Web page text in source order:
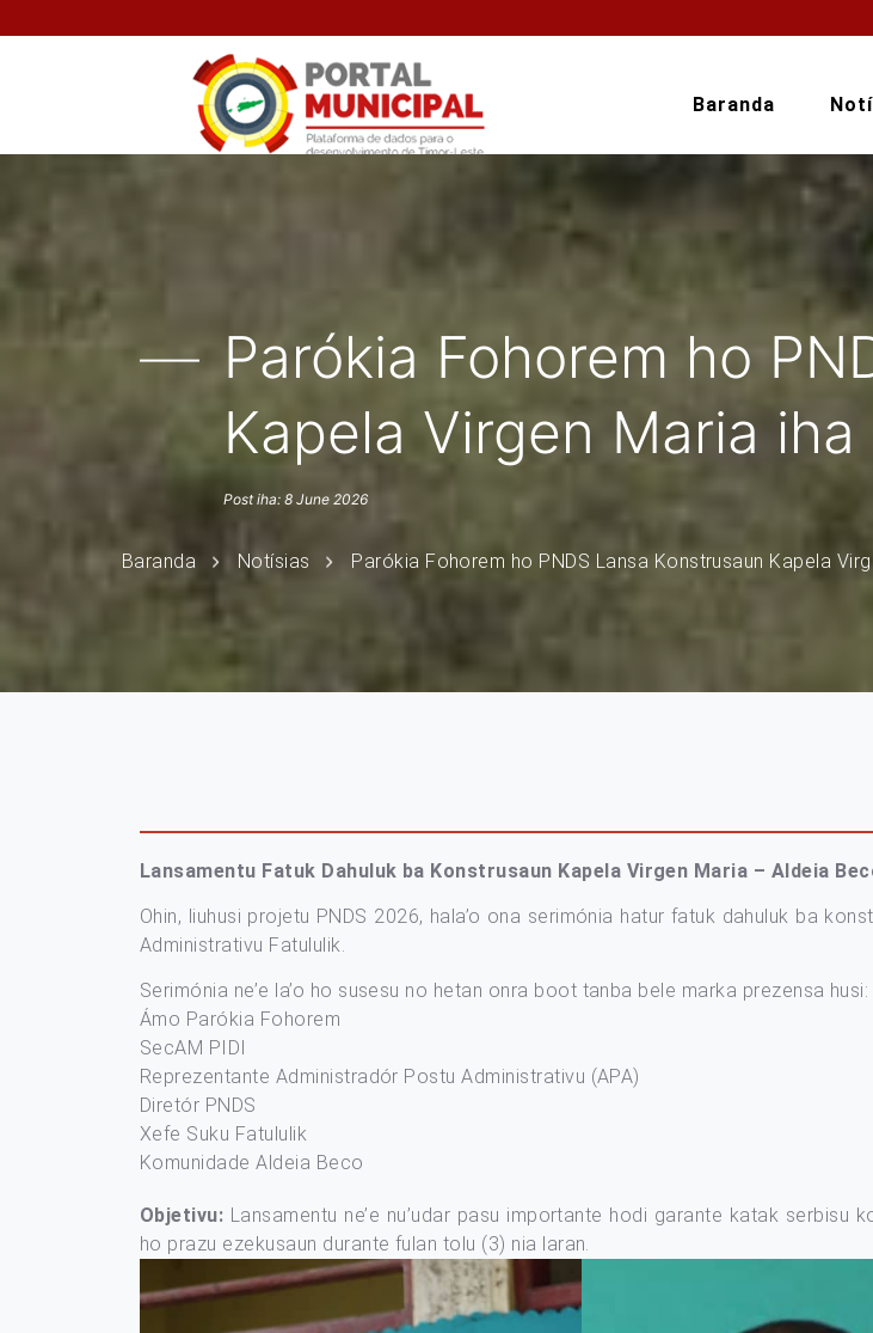
Baranda
Parókia Fohorem ho
Kapela Virgen Maria
Post iha: 8 June 2026
Baranda Notísias Parókia Fohorem ho PNDS Lansa Konstrusaun Kapela
Lansamentu Fatuk Dahuluk ba Konstrusaun Kapela Virgen Maria – Aldeia
Ohin, liuhusi projetu PNDS 2026, hala’o ona serimónia hatur fatuk dahuluk ba
Administrativu Fatululik.
Serimónia ne’e la’o ho susesu no hetan onra boot tanba bele marka prezensa husi:
Ámo Parókia Fohorem
SecAM PIDI
Reprezentante Administradór Postu Administrativu (APA)
Diretór PNDS
Xefe Suku Fatululik
Komunidade Aldeia Beco
Objetivu: Lansamentu ne’e nu’udar pasu importante hodi garante katak serbisu
ho prazu ezekusaun durante fulan tolu (3) nia laran.